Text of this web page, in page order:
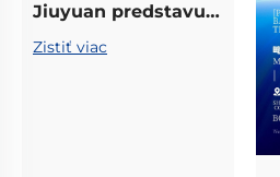
Jiuyuan predstavuje
riešenia pre
testovanie
Zistiť viac